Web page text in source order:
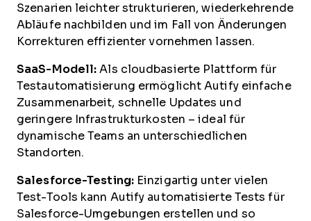
Szenarien leichter strukturieren, wiederkehrende
Abläufe nachbilden und im Fall von Änderungen
Korrekturen effizienter vornehmen lassen.
SaaS-Modell: Als cloudbasierte Plattform für
Testautomatisierung ermöglicht Autify einfache
Zusammenarbeit, schnelle Updates und
geringere Infrastrukturkosten – ideal für
dynamische Teams an unterschiedlichen
Standorten.
Salesforce-Testing:Einzigartig unter vielen
Test-Tools kann Autify automatisierte Tests für
Salesforce-Umgebungen erstellen und so